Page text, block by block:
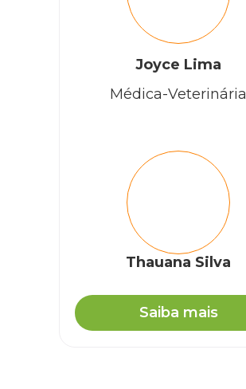
Joyce Lima
Médica-Veterinária
Thauana Silva
Saiba mais